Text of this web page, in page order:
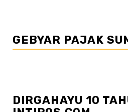
GEBYAR PAJAK
DIRGAHAYU 10